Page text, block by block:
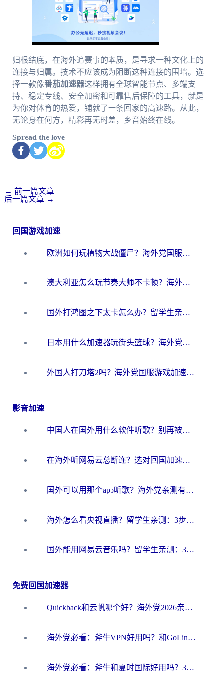
归根结底，在海外追赛事的本质，是寻求一种文化上的
连接与归属。技术不应该成为阻断这种连接的围墙。选
择一款像番茄加速器这样拥有全球智能节点、多端支
持、稳定专线、安全加密和可靠售后保障的工具，就是
为你对体育的热爱，铺就了一条回家的高速路。从此，
无论身在何方，精彩再无时差，乡音始终在线。
Spread the love
← 前一篇文章
后一篇文章 →
回国游戏加速
欧洲如何玩植物大战僵尸？海外党国服游戏加速避坑指南（附实测对比）
澳大利亚怎么玩节奏大师不卡顿？海外党国服游戏加速终极指南
国外打鸿图之下太卡怎么办？留学生亲测有效的国服游戏加速方案
日本用什么加速器玩街头篮球？海外党国服游戏不卡顿的终极攻略
外国人打刀塔2吗？海外党国服游戏加速避坑全攻略
影音加速
中国人在国外用什么软件听歌？别再被地域限制卡脖子，这篇教你轻松解锁国内音乐库
在海外听网易云总断连？选对回国加速器，告别地区限制和卡顿
国外可以用那个app听歌？海外党亲测有效的回国加速方案，轻松听国内音乐听书
海外怎么看央视直播？留学生亲测：3步解决版权限制+追剧自由
国外能用网易云音乐吗？留学生亲测：3步解决海外听歌难题
免费回国加速器
Quickback和云帆哪个好？海外党2026亲测指南：选对加速器大陆工具，无缝刷国内剧玩国服
海外党必看：斧牛VPN好用吗？和GoLinkVPN对比哪个回国效果更好？
海外党必看：斧牛和夏时国际好用吗？3步选对回国加速器，无缝刷国内资源